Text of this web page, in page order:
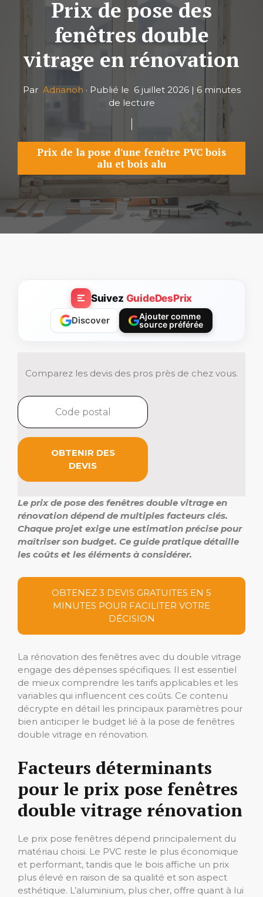
Prix de pose des
fenêtres double
vitrage en rénovation
Par Adrianoh · Publié le 6 juillet 2026 | 6 minutes
de lecture
Prix de la pose d'une fenêtre PVC bois
alu et bois alu
Suivez GuideDesPrix
Discover
Ajouter comme
source préférée
Comparez les devis des pros près de chez vous.
OBTENIR DES
DEVIS
Le prix de pose des fenêtres double vitrage en
rénovation dépend de multiples facteurs clés.
Chaque projet exige une estimation précise pour
maîtriser son budget. Ce guide pratique détaille
les coûts et les éléments à considérer.
OBTENEZ 3 DEVIS GRATUITES EN 5
MINUTES POUR FACILITER VOTRE
DÉCISION
La rénovation des fenêtres avec du double vitrage
engage des dépenses spécifiques. Il est essentiel
de mieux comprendre les tarifs applicables et les
variables qui influencent ces coûts. Ce contenu
décrypte en détail les principaux paramètres pour
bien anticiper le budget lié à la pose de fenêtres
double vitrage en rénovation.
Facteurs déterminants
pour le prix pose fenêtres
double vitrage rénovation
Le prix pose fenêtres dépend principalement du
matériau choisi. Le PVC reste le plus économique
et performant, tandis que le bois affiche un prix
plus élevé en raison de sa qualité et son aspect
esthétique. L’aluminium, plus cher, offre quant à lui